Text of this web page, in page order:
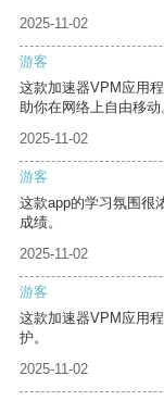
2025-11-02
游客
这款加速器VPM应用
助你在网络上自由移动
2025-11-02
游客
这款app的学习氛围很
成绩。
2025-11-02
游客
这款加速器VPM应用
护。
2025-11-02